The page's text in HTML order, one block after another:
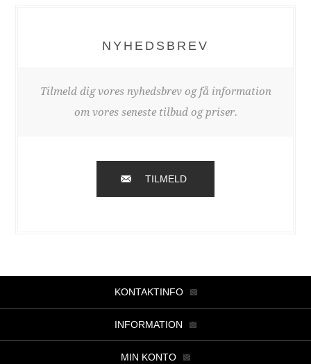
NYHEDSBREV
Tilmeld dig vores nyhedsbrev og få information
om vores seneste tilbud og priser.
TILMELD
KONTAKTINFO
INFORMATION
MIN KONTO